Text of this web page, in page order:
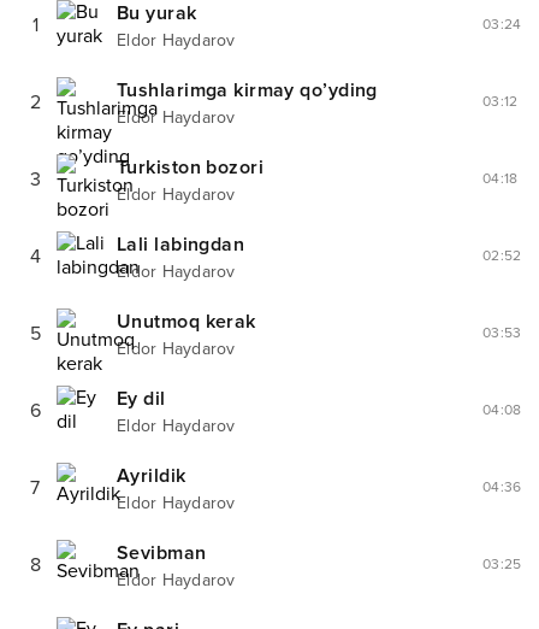
1 Bu yurak
Eldor Haydarov
03:24
2 Tushlarimga kirmay qo’yding
Eldor Haydarov
03:12
3 Turkiston bozori
Eldor Haydarov
04:18
4 Lali labingdan
Eldor Haydarov
02:52
5 Unutmoq kerak
Eldor Haydarov
03:53
6 Ey dil
Eldor Haydarov
04:08
7 Ayrildik
Eldor Haydarov
04:36
8 Sevibman
Eldor Haydarov
03:25